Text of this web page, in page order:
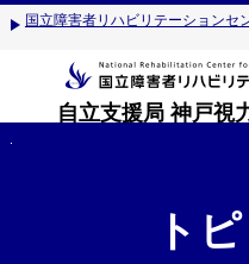
国立障害者リハビリテーションセ
自立支援局 神戸視
ト